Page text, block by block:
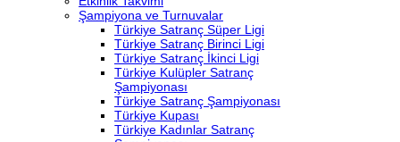
Şampiyona ve Turnuvalar
Türkiye Satranç Süper Ligi
Türkiye Satranç Birinci Ligi
Türkiye Satranç İkinci Ligi
Türkiye Kulüpler Satranç
Şampiyonası
Türkiye Satranç Şampiyonası
Türkiye Kupası
Türkiye Kadınlar Satranç